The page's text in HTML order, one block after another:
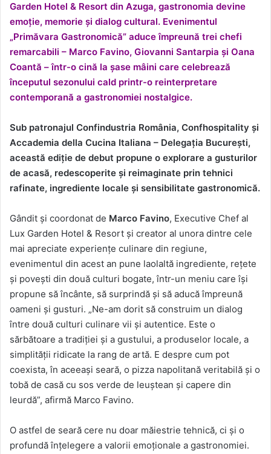
Garden Hotel & Resort din Azuga, gastronomia devine
emoție, memorie și dialog cultural. Evenimentul
„Primăvara Gastronomică” aduce împreună trei chefi
remarcabili – Marco Favino, Giovanni Santarpia și Oana
Coantă – într-o cină la șase mâini care celebrează
începutul sezonului cald printr-o reinterpretare
contemporană a gastronomiei nostalgice.
Sub patronajul Confindustria România, Confhospitality și
Accademia della Cucina Italiana – Delegația București,
această ediție de debut propune o explorare a gusturilor
de acasă, redescoperite și reimaginate prin tehnici
rafinate, ingrediente locale și sensibilitate gastronomică.
Gândit și coordonat de Marco Favino, Executive Chef al
Lux Garden Hotel & Resort și creator al unora dintre cele
mai apreciate experiențe culinare din regiune,
evenimentul din acest an pune laolaltă ingrediente, rețete
și povești din două culturi bogate, într-un meniu care își
propune să încânte, să surprindă și să aducă împreună
oameni și gusturi. „Ne-am dorit să construim un dialog
între două culturi culinare vii și autentice. Este o
sărbătoare a tradiției și a gustului, a produselor locale, a
simplității ridicate la rang de artă. E despre cum pot
coexista, în aceeași seară, o pizza napolitană veritabilă și o
tobă de casă cu sos verde de leuștean și capere din
leurdă”, afirmă Marco Favino.
O astfel de seară cere nu doar măiestrie tehnică, ci și o
profundă înțelegere a valorii emoționale a gastronomiei.